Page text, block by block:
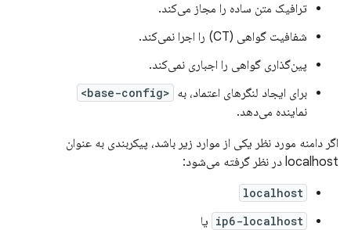
ترافیک متن ساده را مجاز می‌کند.
شفافیت گواهی (CT) را اجرا نمی‌کند.
پین‌گذاری گواهی را اجباری نمی‌کند.
برای ایجاد لنگرهای اعتماد، به <base-config>
نماینده می‌دهد.
اگر دامنه مورد نظر یکی از موارد زیر باشد، پیکربندی به عنوان
localhost در نظر گرفته می‌شود:
localhost
ip6-localhost یا